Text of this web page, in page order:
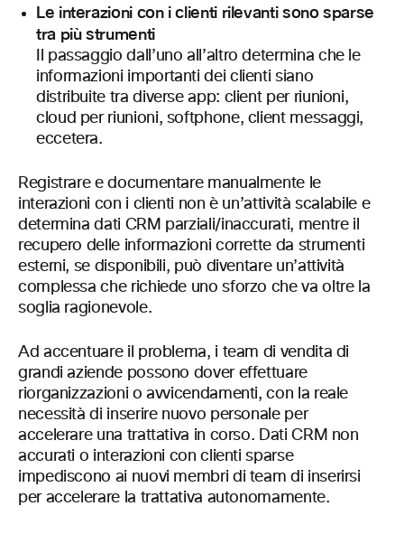
Le interazioni con i clienti rilevanti sono sparse
tra più strumenti
Il passaggio dall’uno all’altro determina che le
informazioni importanti dei clienti siano
distribuite tra diverse app: client per riunioni,
cloud per riunioni, softphone, client messaggi,
eccetera.
Registrare e documentare manualmente le
interazioni con i clienti non è un’attività scalabile e
determina dati CRM parziali/inaccurati, mentre il
recupero delle informazioni corrette da strumenti
esterni, se disponibili, può diventare un’attività
complessa che richiede uno sforzo che va oltre la
soglia ragionevole.
Ad accentuare il problema, i team di vendita di
grandi aziende possono dover effettuare
riorganizzazioni o avvicendamenti, con la reale
necessità di inserire nuovo personale per
accelerare una trattativa in corso. Dati CRM non
accurati o interazioni con clienti sparse
impediscono ai nuovi membri di team di inserirsi
per accelerare la trattativa autonomamente.